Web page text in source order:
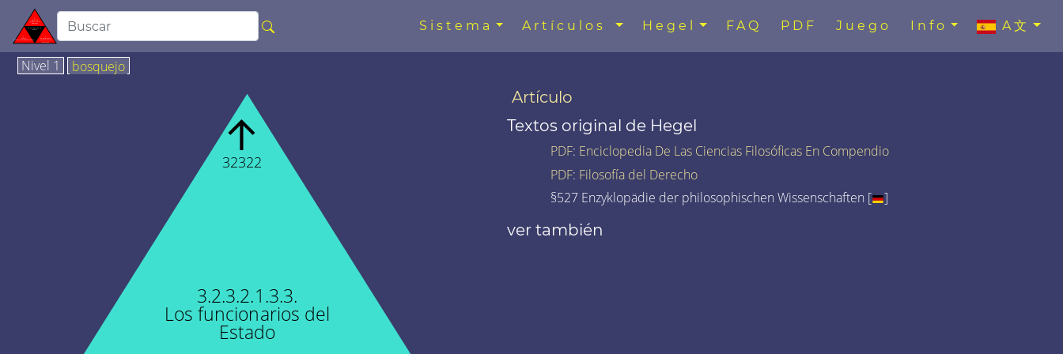
Sistema Artículos Hegel FAQ PDF Juego Info A文
Nivel 1 bosquejo
3.2.3.2.1.3.3.
Los funcionarios del
Estado
↑
32322
Artículo
Textos original de Hegel
PDF: Enciclopedia De Las Ciencias Filosóficas En Compendio
PDF: Filosofía del Derecho
§527 Enzyklopädie der philosophischen Wissenschaften [
]
ver también